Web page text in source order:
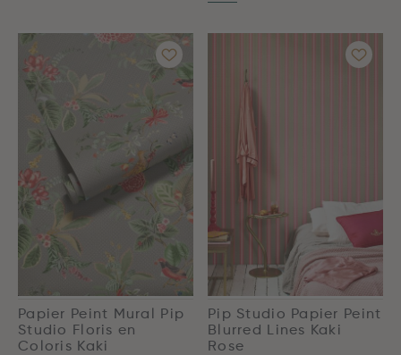
Papier Peint Mural Pip
Studio Floris en
Coloris Kaki
Pip Studio Papier Peint
Blurred Lines Kaki
Rose